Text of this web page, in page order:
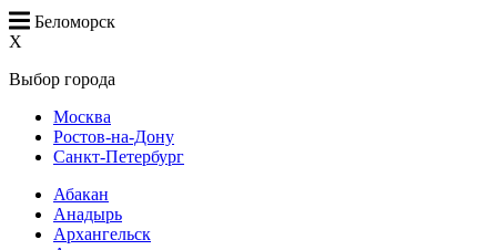
Беломорск
X
Выбор города
Москва
Ростов-на-Дону
Санкт-Петербург
Абакан
Анадырь
Архангельск